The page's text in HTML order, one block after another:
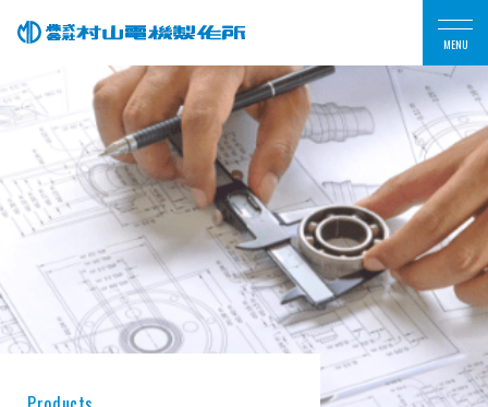
MENU